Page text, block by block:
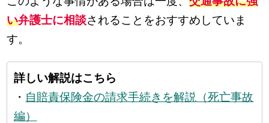
い弁護士に相談されることをおすすめしていま
す。
詳しい解説はこちら
・ 自賠責保険金の請求手続きを解説（死亡事故
編）